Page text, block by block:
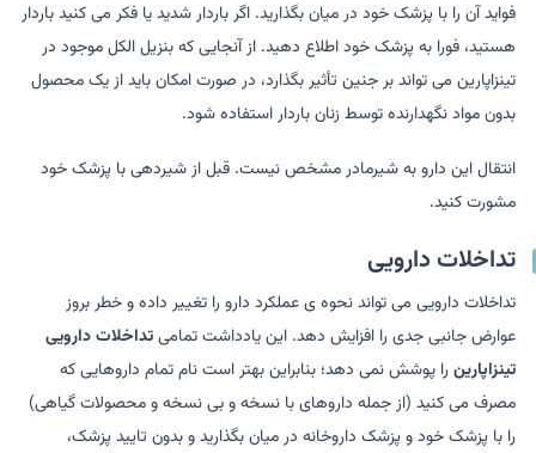
فواید آن را با پزشک خود در میان بگذارید. اگر باردار شدید یا فکر می کنید باردار
هستید، فورا به پزشک خود اطلاع دهید. از آنجایی که بنزیل الکل موجود در
تینزاپارین می تواند بر جنین تأثیر بگذارد، در صورت امکان باید از یک محصول
بدون مواد نگهدارنده توسط زنان باردار استفاده شود.
انتقال این دارو به شیرمادر مشخص نیست. قبل از شیردهی با پزشک خود
مشورت کنید.
تداخلات دارویی
تداخلات دارویی می تواند نحوه ی عملکرد دارو را تغییر داده و خطر بروز
عوارض جانبی جدی را افزایش دهد. این یادداشت تمامیتداخلات دارویی
تینزاپارین را پوشش نمی دهد؛ بنابراین بهتر است نام تمام داروهایی که
مصرف می کنید (از جمله داروهای با نسخه و بی نسخه و محصولات گیاهی)
را با پزشک خود و پزشک داروخانه در میان بگذارید و بدون تایید پزشک،